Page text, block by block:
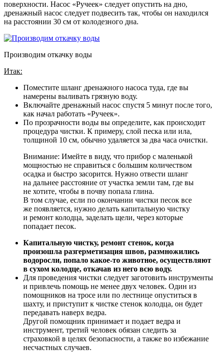
поверхности. Насос «Ручеек» следует опустить на дно,
дренажный насос следует подвесить так, чтобы он находился
на расстоянии 30 см от колодезного дна.
Производим откачку воды
Итак:
Поместите шланг дренажного насоса туда, где вы
намерены выливать грязную воду.
Включайте дренажный насос спустя 5 минут после того,
как начал работать «Ручеек».
По прозрачности воды вы определите, как происходит
процедура чистки. К примеру, слой песка или ила,
толщиной 10 см, обычно удаляется за два часа очистки.
Внимание: Имейте в виду, что прибор с маленькой
мощностью не справиться с большим количеством
осадка и быстро засорится. Нужно отвести шланг
на дальнее расстояние от участка земли там, где вы
не хотите, чтобы в почву попала глина.
В том случае, если по окончании чистки песок все
же появляется, нужно делать капитальную чистку
и ремонт колодца, заделать щели, через которые
попадает песок.
Капитальную чистку, ремонт стенок, когда
произошла разгерметизация швов, размножились
водоросли, попало какое-то животное, осуществляют
в сухом колодце, откачав из него всю воду.
Для проведения чистки следует заготовить инструменты
и привлечь помощь не менее двух человек. Один из
помощников на тросе или по лестнице опуститься в
шахту, и приступит к чистке стенок колодца, он будет
передавать наверх ведра.
Другой помощник принимает и подает ведра и
инструмент, третий человек обязан следить за
страховкой в целях безопасности, а также во избежание
несчастных случаев.